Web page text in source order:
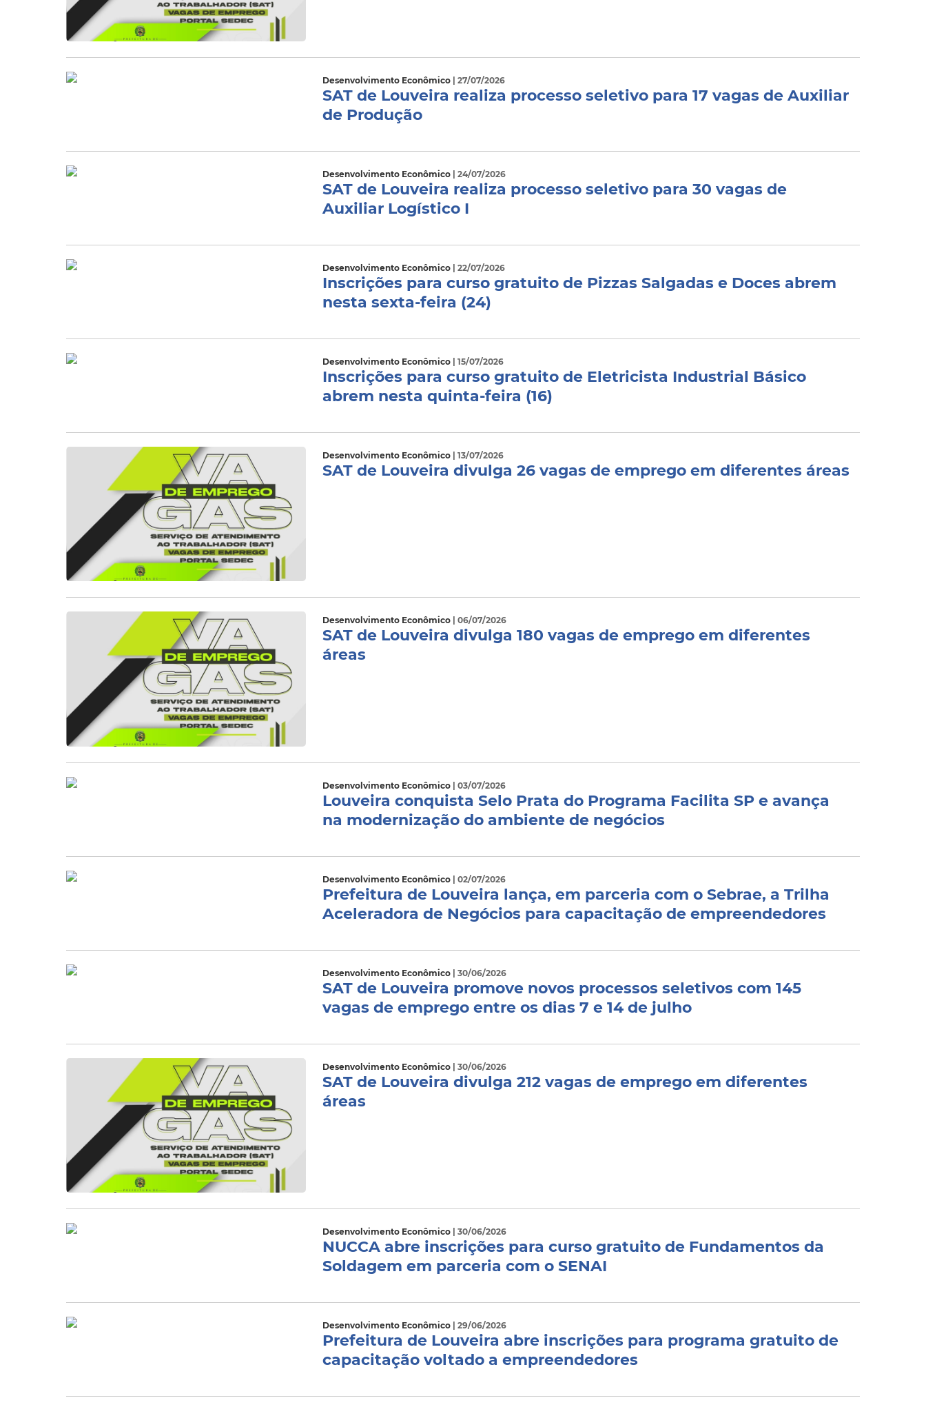
Desenvolvimento Econômico | 27/07/2026
SAT de Louveira realiza processo seletivo para 17 vagas de Auxiliar
de Produção
Desenvolvimento Econômico | 24/07/2026
SAT de Louveira realiza processo seletivo para 30 vagas de
Auxiliar Logístico I
Desenvolvimento Econômico | 22/07/2026
Inscrições para curso gratuito de Pizzas Salgadas e Doces abrem
nesta sexta-feira (24)
Desenvolvimento Econômico | 15/07/2026
Inscrições para curso gratuito de Eletricista Industrial Básico
abrem nesta quinta-feira (16)
Desenvolvimento Econômico | 13/07/2026
SAT de Louveira divulga 26 vagas de emprego em diferentes áreas
Desenvolvimento Econômico | 06/07/2026
SAT de Louveira divulga 180 vagas de emprego em diferentes
áreas
Desenvolvimento Econômico | 03/07/2026
Louveira conquista Selo Prata do Programa Facilita SP e avança
na modernização do ambiente de negócios
Desenvolvimento Econômico | 02/07/2026
Prefeitura de Louveira lança, em parceria com o Sebrae, a Trilha
Aceleradora de Negócios para capacitação de empreendedores
Desenvolvimento Econômico | 30/06/2026
SAT de Louveira promove novos processos seletivos com 145
vagas de emprego entre os dias 7 e 14 de julho
Desenvolvimento Econômico | 30/06/2026
SAT de Louveira divulga 212 vagas de emprego em diferentes
áreas
Desenvolvimento Econômico | 30/06/2026
NUCCA abre inscrições para curso gratuito de Fundamentos da
Soldagem em parceria com o SENAI
Desenvolvimento Econômico | 29/06/2026
Prefeitura de Louveira abre inscrições para programa gratuito de
capacitação voltado a empreendedores